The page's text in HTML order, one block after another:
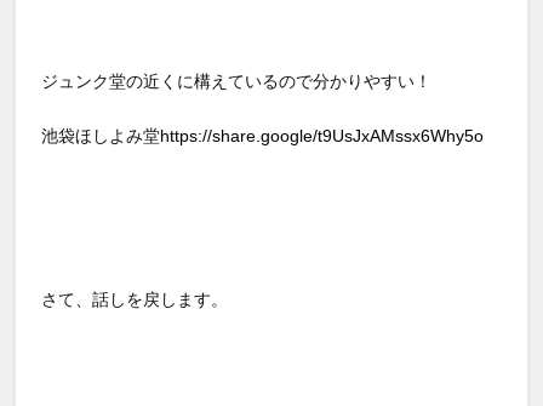
ジュンク堂の近くに構えているので分かりやすい！
池袋ほしよみ堂https://share.google/t9UsJxAMssx6Why5o
さて、話しを戻します。